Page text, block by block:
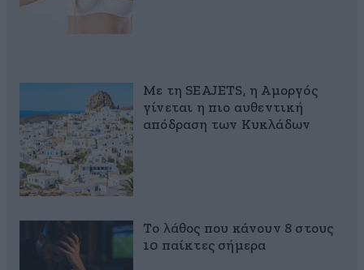
Με τη SEAJETS, η Αμοργός
γίνεται η πιο αυθεντική
απόδραση των Κυκλάδων
Το λάθος που κάνουν 8 στους
10 παίκτες σήμερα